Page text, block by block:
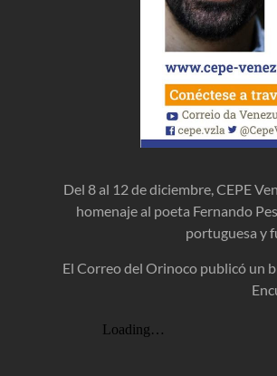
Del 8 al 12 de diciembre, CEPE
homenaje al poeta Fernando
portuguesa y
El Correo del Orinoco publicó un